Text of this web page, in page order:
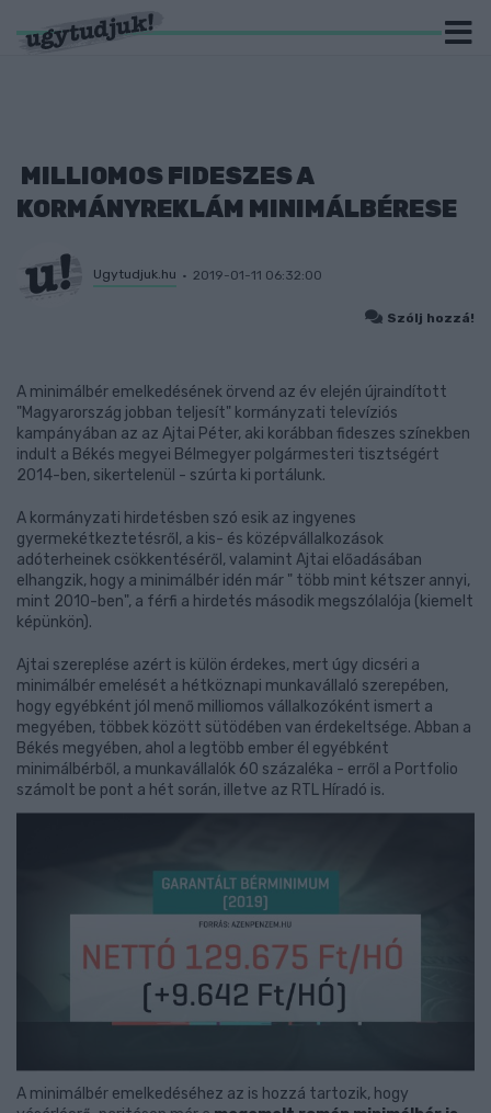
MILLIOMOS FIDESZES A
KORMÁNYREKLÁM MINIMÁLBÉRESE
Ugytudjuk.hu 2019-01-11 06:32:00
Szólj hozzá!
A minimálbér emelkedésének örvend az év elején újraindított
"Magyarország jobban teljesít" kormányzati televíziós
kampányában az az Ajtai Péter, aki korábban fideszes színekben
indult a Békés megyei Bélmegyer polgármesteri tisztségért
2014-ben, sikertelenül - szúrta ki portálunk.
A kormányzati hirdetésben szó esik az ingyenes
gyermekétkeztetésről, a kis- és középvállalkozások
adóterheinek csökkentéséről, valamint Ajtai előadásában
elhangzik, hogy a minimálbér idén már " több mint kétszer annyi,
mint 2010-ben", a férfi a hirdetés második megszólalója (kiemelt
képünkön).
Ajtai szereplése azért is külön érdekes, mert úgy dicséri a
minimálbér emelését a hétköznapi munkavállaló szerepében,
hogy egyébként jól menő milliomos vállalkozóként ismert a
megyében, többek között sütödében van érdekeltsége. Abban a
Békés megyében, ahol a legtöbb ember él egyébként
minimálbérből, a munkavállalók 60 százaléka - erről a Portfolio
számolt be pont a hét során, illetve az RTL Híradó is.
A minimálbér emelkedéséhez az is hozzá tartozik, hogy